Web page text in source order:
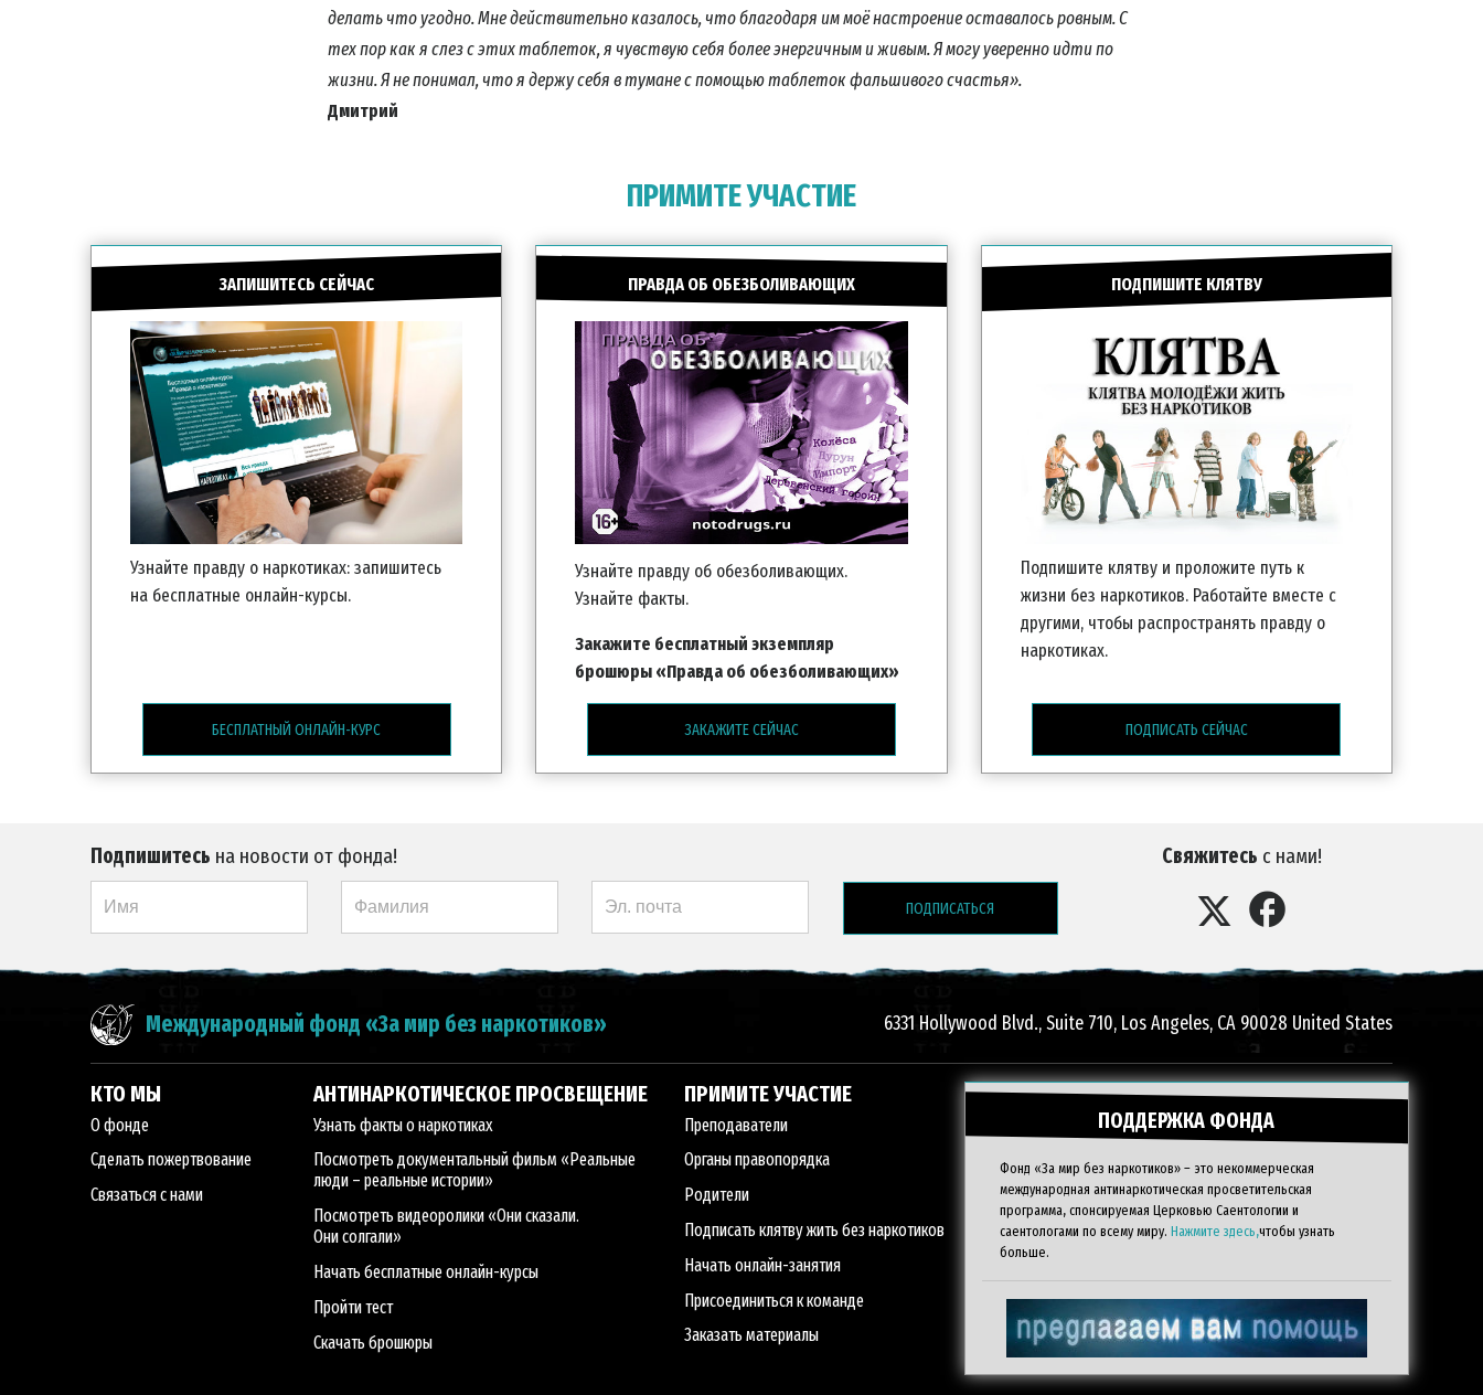
делать что угодно. Мне действительно казалось, что благодаря им моё настроение оставалось ровным. С
тех пор как я слез с этих таблеток, я чувствую себя более энергичным и живым. Я могу уверенно идти по
жизни. Я не понимал, что я держу себя в тумане с помощью таблеток фальшивого счастья».
Дмитрий
ПРИМИТЕ УЧАСТИЕ
ЗАПИШИТЕСЬ СЕЙЧАС
Узнайте правду о наркотиках: запишитесь
на бесплатные онлайн-курсы.
БЕСПЛАТНЫЙ ОНЛАЙН-КУРС
ПРАВДА ОБ ОБЕЗБОЛИВАЮЩИХ
Узнайте правду об обезболивающих.
Узнайте факты.
Закажите бесплатный экземпляр
брошюры «Правда об обезболивающих»
ЗАКАЖИТЕ СЕЙЧАС
ПОДПИШИТЕ КЛЯТВУ
Подпишите клятву и проложите путь к
жизни без наркотиков. Работайте вместе с
другими, чтобы распространять правду о
наркотиках.
ПОДПИСАТЬ СЕЙЧАС
ПОДПИСАТЬСЯ
Подпишитесь на новости от фонда!
ПОДПИСАТЬСЯ
Свяжитесь с нами!
Международный фонд «За мир без наркотиков» 6331 Hollywood Blvd., Suite 710, Los Angeles, CA 90028 United States
КТО МЫ
О фонде
Сделать пожертвование
Связаться с нами
АНТИНАРКОТИЧЕСКОЕ ПРОСВЕЩЕНИЕ
Узнать факты о наркотиках
Посмотреть документальный фильм «Реальные
люди – реальные истории»
Посмотреть видеоролики «Они сказали.
Они солгали»
Начать бесплатные онлайн-курсы
Пройти тест
Скачать брошюры
ПРИМИТЕ УЧАСТИЕ
Преподаватели
Органы правопорядка
Родители
Подписать клятву жить без наркотиков
Начать онлайн-занятия
Присоединиться к команде
Заказать материалы
ПОДДЕРЖКА ФОНДА
Фонд «За мир без наркотиков» – это некоммерческая
международная антинаркотическая просветительская
программа, спонсируемая Церковью Саентологии и
саентологами по всему миру. Нажмите здесь,чтобы узнать
больше.